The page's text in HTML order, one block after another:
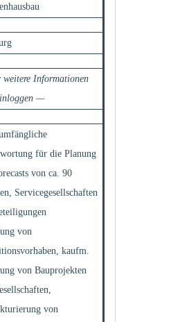
Informationen
—
für die Planung
von ca. 90
Servicegesellschaften
von
kaufm.
von Bauprojekten
von